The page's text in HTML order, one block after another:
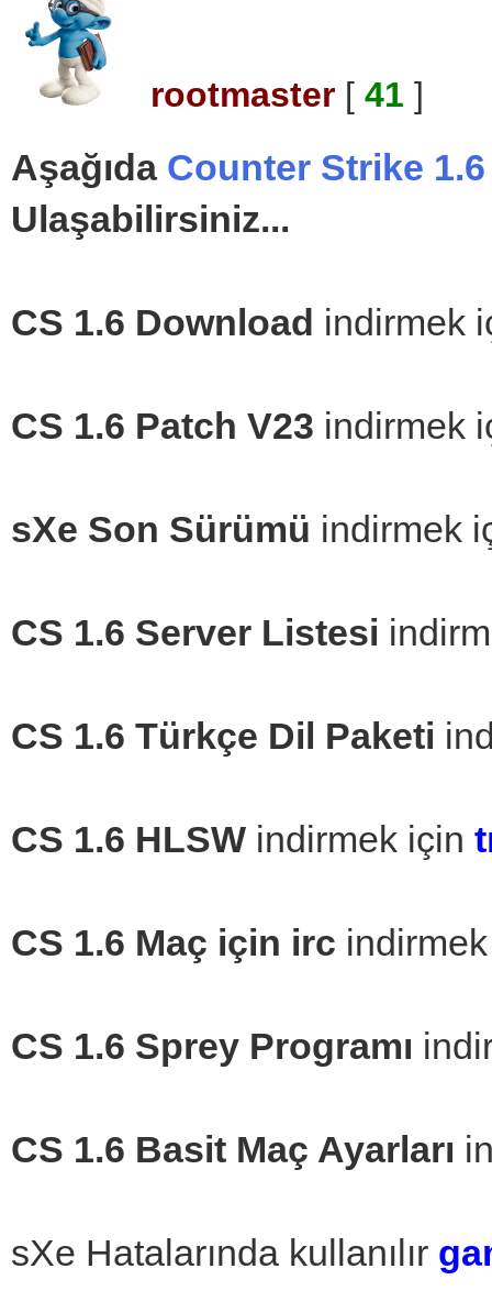
rootmaster [ 41 ]
Aşağıda Counter Strike 1.6
Ulaşabilirsiniz...
CS 1.6 Download indirmek
CS 1.6 Patch V23 indirmek
sXe Son Sürümü indirmek
CS 1.6 Server Listesi
CS 1.6 Türkçe Dil Paketi
CS 1.6 HLSW indirmek için
CS 1.6 Maç için irc
CS 1.6 Sprey Programı
CS 1.6 Basit Maç Ayarları
sXe Hatalarında kullanılır